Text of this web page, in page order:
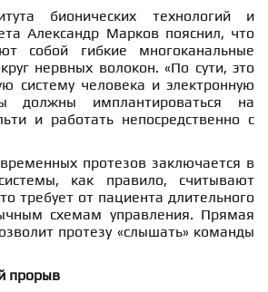
бионических технологий и
Александр Марков пояснил, что
собой гибкие многоканальные
нервных волокон. «По сути, это
систему человека и электронную
должны имплантироваться на
и работать непосредственно с
протезов заключается в
как правило, считывают
требует от пациента длительного
схемам управления. Прямая
протезу «слышать» команды
прорыв